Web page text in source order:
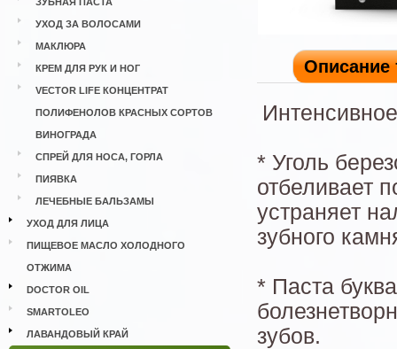
УХОД ЗА ВОЛОСАМИ
МАКЛЮРА
КРЕМ ДЛЯ РУК И НОГ
VECTOR LIFE КОНЦЕНТРАТ
ПОЛИФЕНОЛОВ КРАСНЫХ СОРТОВ
ВИНОГРАДА
СПРЕЙ ДЛЯ НОСА, ГОРЛА
ПИЯВКА
ЛЕЧЕБНЫЕ БАЛЬЗАМЫ
УХОД ДЛЯ ЛИЦА
ПИЩЕВОЕ МАСЛО ХОЛОДНОГО
ОТЖИМА
DOCTOR OIL
SMARTOLEO
ЛАВАНДОВЫЙ КРАЙ
Описание
* Уголь
отбеливает
устраняет
зубного
* Паста
зубов.